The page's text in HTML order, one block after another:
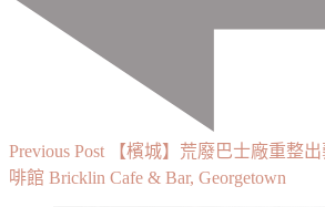
Previous Post
【檳城】荒廢巴士廠重整
啡館 Bricklin Cafe & Bar, Georgetown